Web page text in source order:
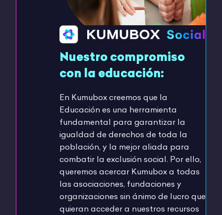
Nuestro compromiso
con la educación:
En Kumubox creemos que la
Educación es una herramienta
fundamental para garantizar la
igualdad de derechos de toda la
población, y la mejor aliada para
combatir la exclusión social. Por ello,
queremos acercar Kumubox a todas
las asociaciones, fundaciones y
organizaciones sin ánimo de lucro que
quieran acceder a nuestros recursos